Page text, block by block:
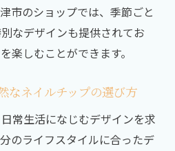
ンドデザインを取り入れた
すめ！富山市で手に入る簡
ネイルチップの魅力
市のショップでは、季節ごと
なデザインも提供されてお
楽しむことができます。
なネイルチップの選び方
常生活になじむデザインを求
のライフスタイルに合ったデ